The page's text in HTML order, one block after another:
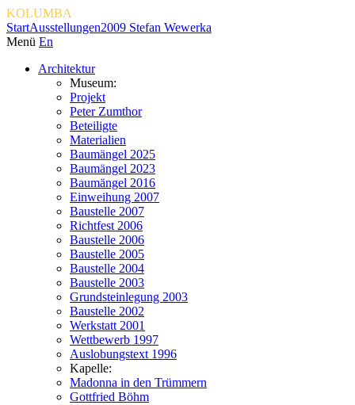
KOLUMBA
StartAusstellungen2009 Stefan Wewerka
Menü En
Architektur
Museum:
Projekt
Peter Zumthor
Beteiligte
Materialien
Baumängel 2025
Baumängel 2023
Baumängel 2016
Einweihung 2007
Baustelle 2007
Richtfest 2006
Baustelle 2006
Baustelle 2005
Baustelle 2004
Baustelle 2003
Grundsteinlegung 2003
Baustelle 2002
Werkstatt 2001
Wettbewerb 1997
Auslobungstext 1996
Kapelle:
Madonna in den Trümmern
Gottfried Böhm